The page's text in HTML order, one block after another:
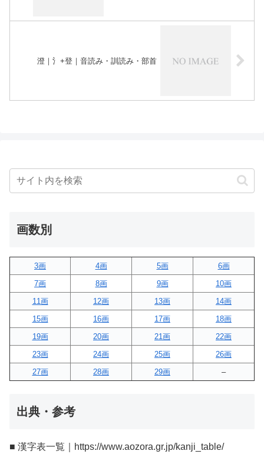
澄｜氵+登｜音読み・訓読み・部首
画数別
3画 4画 5画
6画
7画
8画 9画
10画
11画
12画 13画
14画
15画
16画 17画
18画
19画
20画 21画
22画
23画
24画 25画
26画
27画
28画 29画 –
出典・参考
■ 漢字表一覧｜https://www.aozora.gr.jp/kanji_table/